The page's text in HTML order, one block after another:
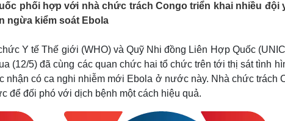
Việt Nam
Phân tích
Lịch thi đấu bóng đá
Hậu trường
Xe
Đời sống
Blog
Tình yêu - Gia đình
Văn hóa
Sân khấu - Điện ảnh
Văn học
Âm nhạc
phối hợp với nhà chức trách Congo triển khai nhiều
ngừa kiểm soát Ebola
Y tế Thế giới (WHO) và Quỹ Nhi đồng Liên Hợp Quốc
(12/5) đã cùng các quan chức hai tổ chức trên tới thị sát tình
nhận có ca nghi nhiễm mới Ebola ở nước này. Nhà chức trách
để đối phó với dịch bệnh một cách hiệu quả.